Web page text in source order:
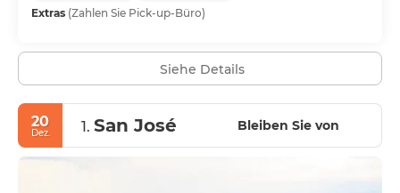
Extras (Zahlen Sie Pick-up-Büro)
Siehe Details
20
Dez. 1. San José Bleiben Sie von